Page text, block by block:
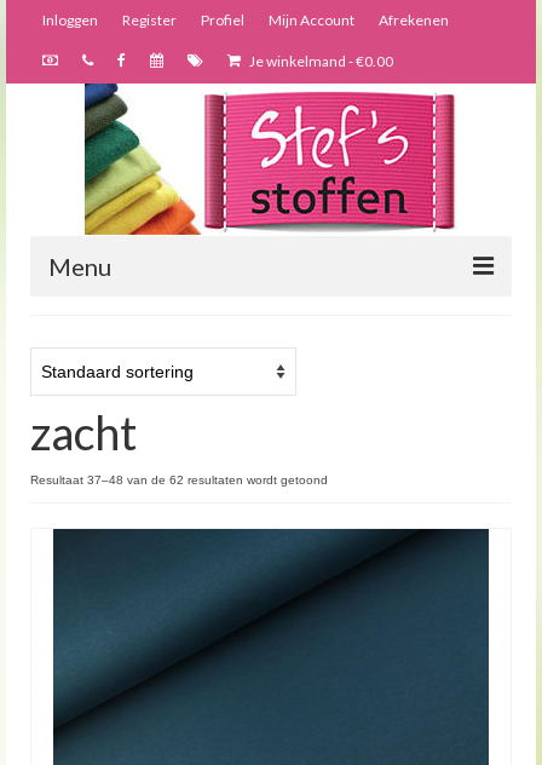
Inloggen Register Profiel Mijn Account Afrekenen
Je winkelmand -€0.00
Menu
Webshop
Bijzondere creaties
Forums
Over ons
zacht
Resultaat 37–48 van de 62 resultaten wordt getoond